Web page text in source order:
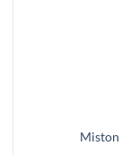
Miston